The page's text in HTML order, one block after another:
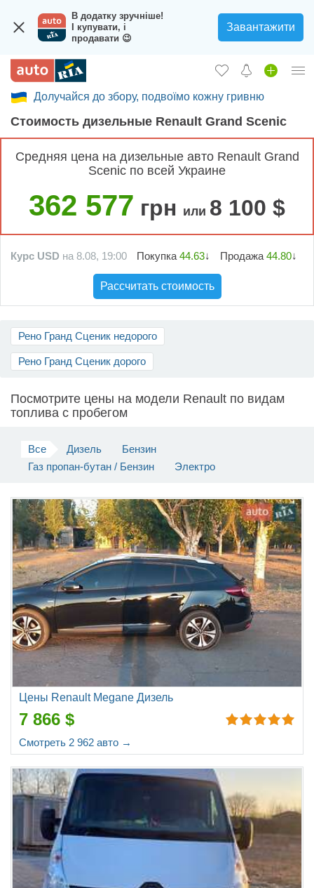
В додатку зручніше!
І купувати, і
продавати 😉
Завантажити
Вход в кабинет
Збір на авто для ЗСУ
Автомобили б/у
Новости
Загрузить приложение
Продать авто
Долучайся до збору, подвоїмо кожну гривню
Cтоимость дизельные Renault Grand Scenic
Средняя цена на дизельные авто Renault Grand
Scenic по всей Украине
362 577 грн или 8 100 $
Курс USD на 8.08, 19:00 Покупка 44.63↓ Продажа 44.80↓
Рассчитать стоимость
Рено Гранд Сценик недорого
Рено Гранд Сценик дорого
Посмотрите цены на модели Renault по видам
топлива c пробегом
Все Дизель
Бензин
Газ пропан-бутан / Бензин
Электро
Цены Renault Megane Дизель
7 866 $
Смотреть 2 962 авто →